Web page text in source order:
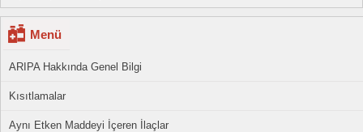
Menü
ARIPA Hakkında Genel Bilgi
Kısıtlamalar
Aynı Etken Maddeyi İçeren İlaçlar